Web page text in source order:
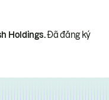
Holdings.Đã đăng ký